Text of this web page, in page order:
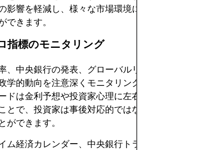
影響を軽減し、様々な市場環境における戦略の堅牢
できます。
指標のモニタリング
、中央銀行の発表、グローバルリスク指標（VIX指数
学的動向を注意深くモニタリングすることが不可欠
ドは金利予想や投資家心理に左右されるため、転換
とで、投資家は事後対応的ではなく、積極的にポジ
ができます。
ム経済カレンダー、中央銀行トラッカー、地政学的